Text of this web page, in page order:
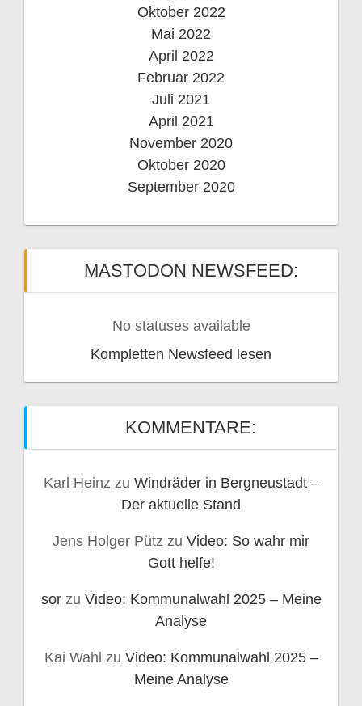
Oktober 2022
Mai 2022
April 2022
Februar 2022
Juli 2021
April 2021
November 2020
Oktober 2020
September 2020
MASTODON NEWSFEED:
No statuses available
Kompletten Newsfeed lesen
KOMMENTARE:
Karl Heinz zu Windräder in Bergneustadt –
Der aktuelle Stand
Jens Holger Pütz zu Video: So wahr mir
Gott helfe!
sorzu Video: Kommunalwahl 2025 – Meine
Analyse
Kai Wahl zu Video: Kommunalwahl 2025 –
Meine Analyse